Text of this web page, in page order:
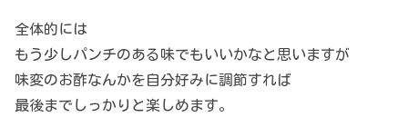
全体的には
もう少しパンチのある味でもいいかなと思いますが
味変のお酢なんかを自分好みに調節すれば
最後までしっかりと楽しめます。